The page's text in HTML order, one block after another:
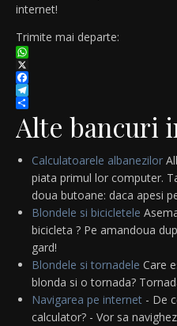
internet!
Trimite mai departe:
WhatsApp
X
Facebook
Telegram
Partajează
Alte bancuri
Calculatoarele albanezilor
piata primul lor computer.
doua butoane: daca apesi
Blondele si bicicletele
bicicleta ? Pe amandoua
gard!
Blondele si tornadele Care
blonda si o tornada?
Navigarea pe internet - De
calculator? - Vor sa